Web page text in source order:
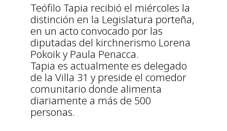
Teófilo Tapia recibió el miércoles la
distinción en la Legislatura porteña,
en un acto convocado por las
diputadas del kirchnerismo Lorena
Pokoik y Paula Penacca.
Tapia es actualmente es delegado
de la Villa 31 y preside el comedor
comunitario donde alimenta
diariamente a más de 500
personas.